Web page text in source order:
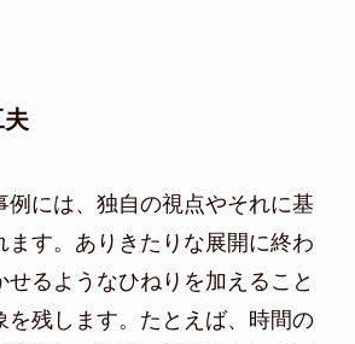
夫
例には、独自の視点やそれに基
ます。ありきたりな展開に終わ
せるようなひねりを加えること
を残します。たとえば、時間の